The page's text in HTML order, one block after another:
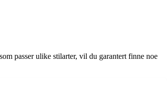
passer ulike stilarter, vil du garantert finne noe